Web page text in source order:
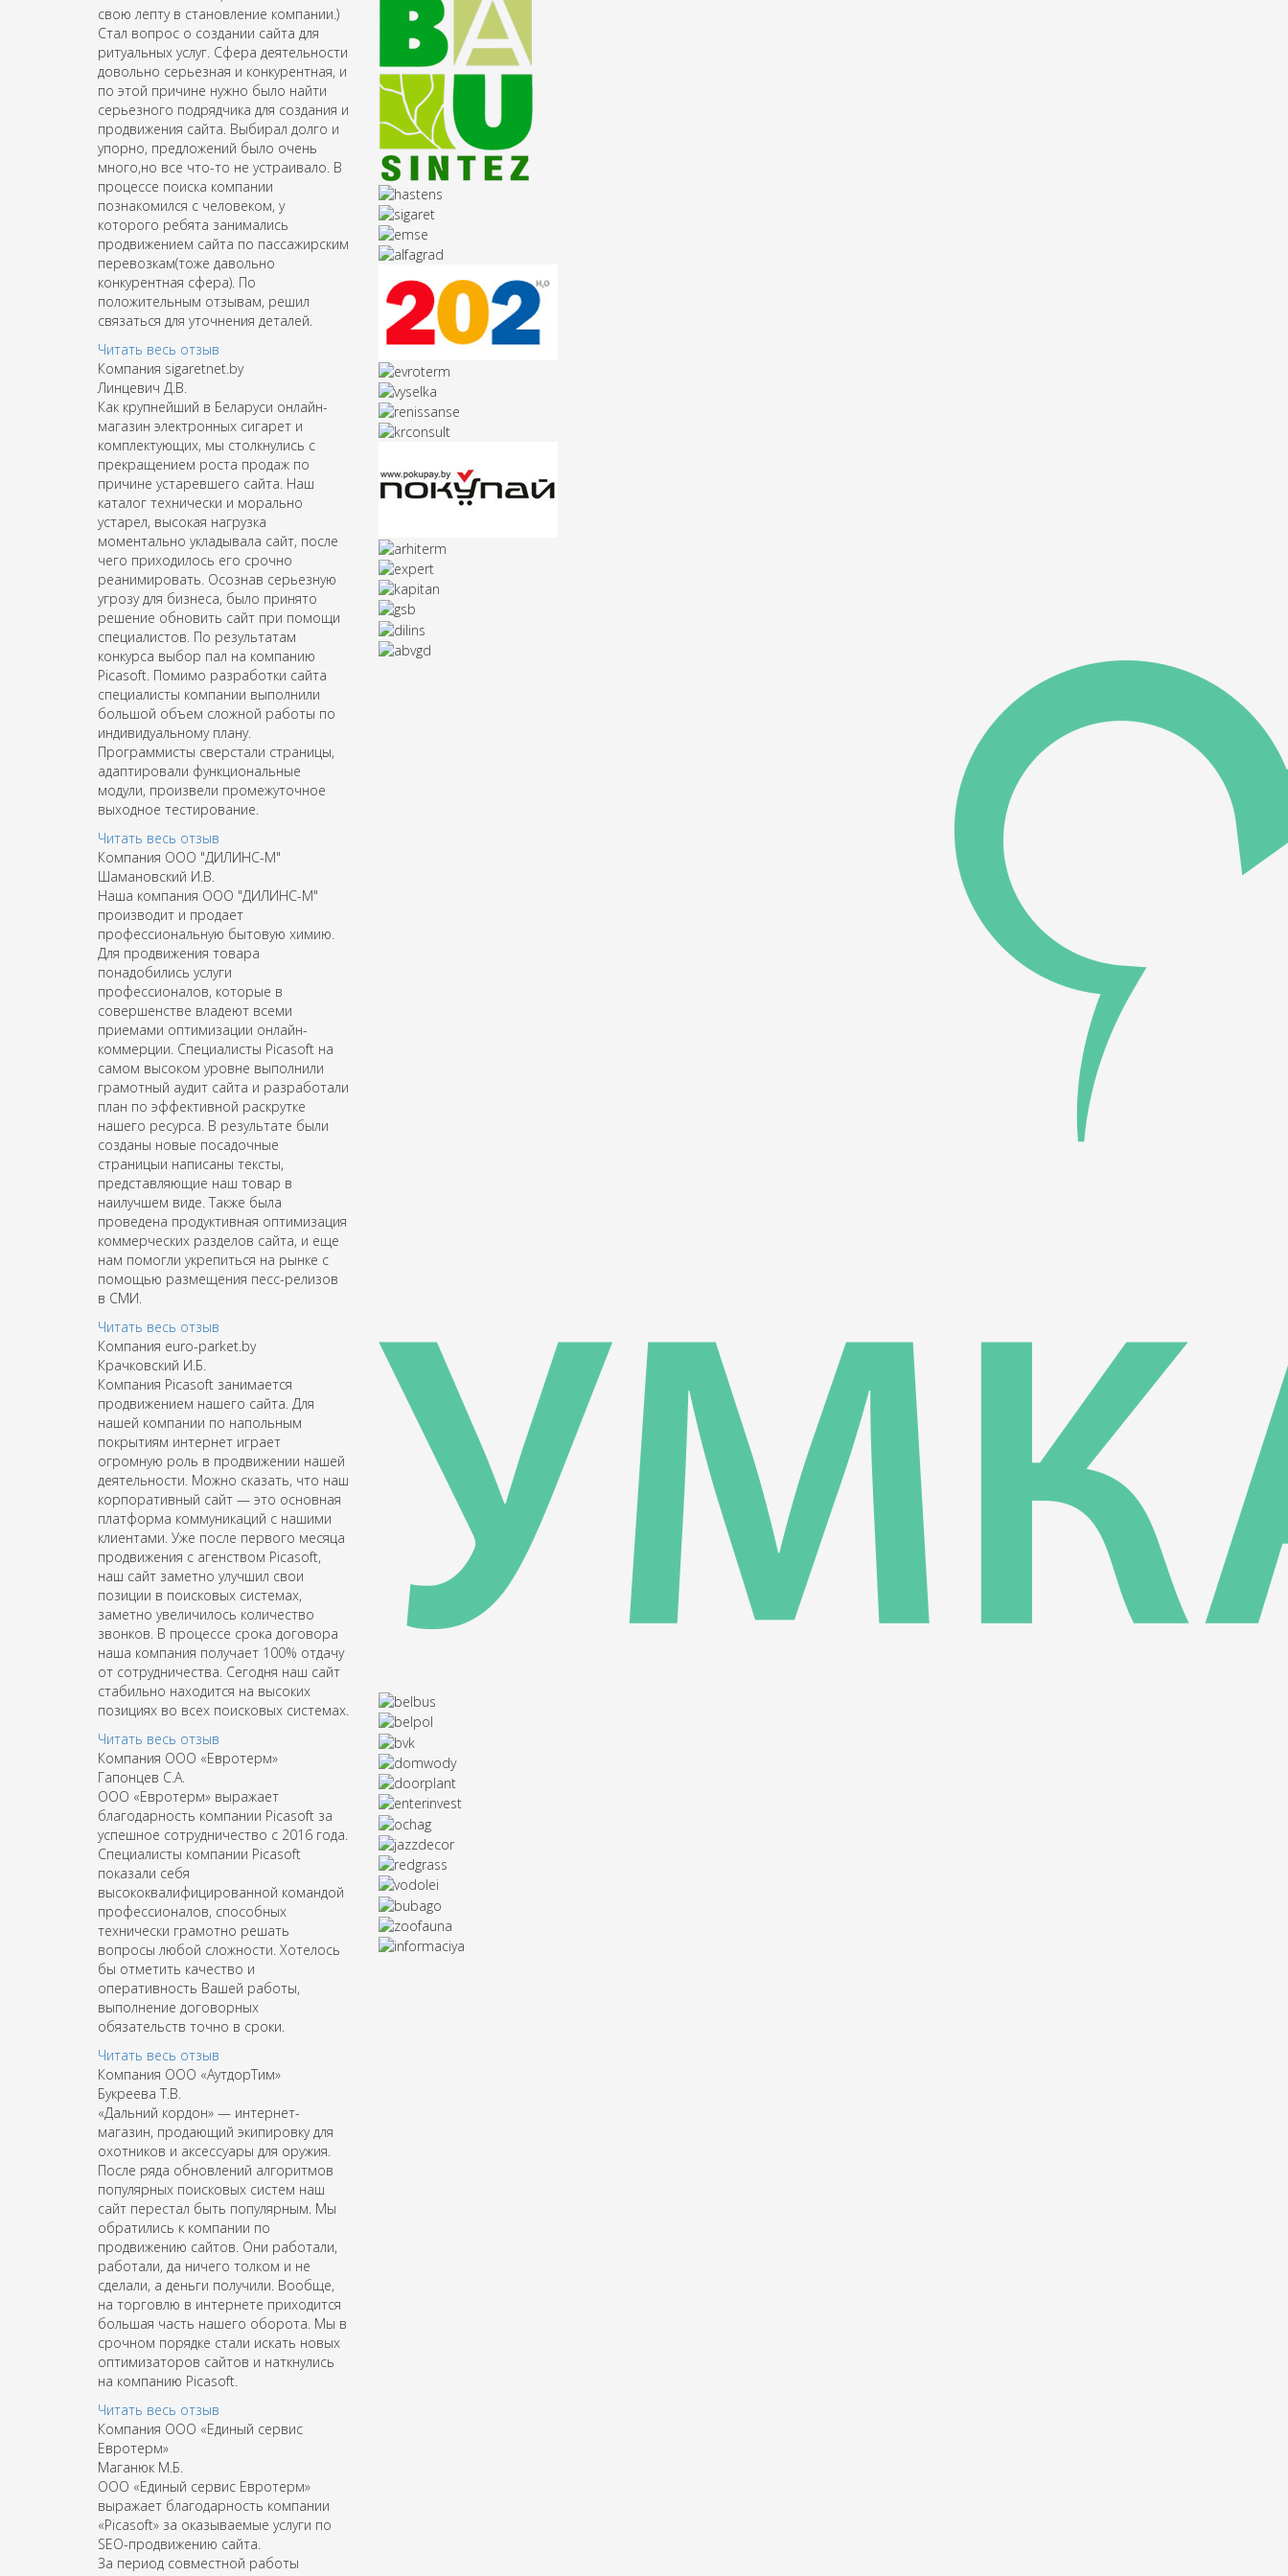
свою лепту в становление компании.)
Стал вопрос о создании сайта для
ритуальных услуг. Сфера деятельности
довольно серьезная и конкурентная, и
по этой причине нужно было найти
серьезного подрядчика для создания и
продвижения сайта. Выбирал долго и
упорно, предложений было очень
много,но все что-то не устраивало. В
процессе поиска компании
познакомился с человеком, у
которого ребята занимались
продвижением сайта по пассажирским
перевозкам(тоже давольно
конкурентная сфера). По
положительным отзывам, решил
связаться для уточнения деталей.
Читать весь отзыв
Компания sigaretnet.by
Линцевич Д.В.
Как крупнейший в Беларуси онлайн-
магазин электронных сигарет и
комплектующих, мы столкнулись с
прекращением роста продаж по
причине устаревшего сайта. Наш
каталог технически и морально
устарел, высокая нагрузка
моментально укладывала сайт, после
чего приходилось его срочно
реанимировать. Осознав серьезную
угрозу для бизнеса, было принято
решение обновить сайт при помощи
специалистов. По результатам
конкурса выбор пал на компанию
Picasoft. Помимо разработки сайта
специалисты компании выполнили
большой объем сложной работы по
индивидуальному плану.
Программисты сверстали страницы,
адаптировали функциональные
модули, произвели промежуточное
выходное тестирование.
Читать весь отзыв
Компания ООО "ДИЛИНС-М"
Шамановский И.В.
Наша компания ООО "ДИЛИНС-М"
производит и продает
профессиональную бытовую химию.
Для продвижения товара
понадобились услуги
профессионалов, которые в
совершенстве владеют всеми
приемами оптимизации онлайн-
коммерции. Специалисты Picasoft на
самом высоком уровне выполнили
грамотный аудит сайта и разработали
план по эффективной раскрутке
нашего ресурса. В результате были
созданы новые посадочные
страницыи написаны тексты,
представляющие наш товар в
наилучшем виде. Также была
проведена продуктивная оптимизация
коммерческих разделов сайта, и еще
нам помогли укрепиться на рынке с
помощью размещения песс-релизов
в СМИ.
Читать весь отзыв
Компания euro-parket.by
Крачковский И.Б.
Компания Picasoft занимается
продвижением нашего сайта. Для
нашей компании по напольным
покрытиям интернет играет
огромную роль в продвижении нашей
деятельности. Можно сказать, что наш
корпоративный сайт — это основная
платформа коммуникаций с нашими
клиентами. Уже после первого месяца
продвижения с агенством Picasoft,
наш сайт заметно улучшил свои
позиции в поисковых системах,
заметно увеличилось количество
звонков. В процессе срока договора
наша компания получает 100% отдачу
от сотрудничества. Сегодня наш сайт
стабильно находится на высоких
позициях во всех поисковых системах.
Читать весь отзыв
Компания ООО «Евротерм»
Гапонцев С.А.
ООО «Евротерм» выражает
благодарность компании Picasoft за
успешное сотрудничество с 2016 года.
Специалисты компании Picasoft
показали себя
высококвалифицированной командой
профессионалов, способных
технически грамотно решать
вопросы любой сложности. Хотелось
бы отметить качество и
оперативность Вашей работы,
выполнение договорных
обязательств точно в сроки.
Читать весь отзыв
Компания ООО «АутдорТим»
Букреева Т.В.
«Дальний кордон» — интернет-
магазин, продающий экипировку для
охотников и аксессуары для оружия.
После ряда обновлений алгоритмов
популярных поисковых систем наш
сайт перестал быть популярным. Мы
обратились к компании по
продвижению сайтов. Они работали,
работали, да ничего толком и не
сделали, а деньги получили. Вообще,
на торговлю в интернете приходится
большая часть нашего оборота. Мы в
срочном порядке стали искать новых
оптимизаторов сайтов и наткнулись
на компанию Picasoft.
Читать весь отзыв
Компания ООО «Единый сервис
Евротерм»
Маганюк М.Б.
ООО «Единый сервис Евротерм»
выражает благодарность компании
«Picasoft» за оказываемые услуги по
SEO-продвижению сайта.
За период совместной работы